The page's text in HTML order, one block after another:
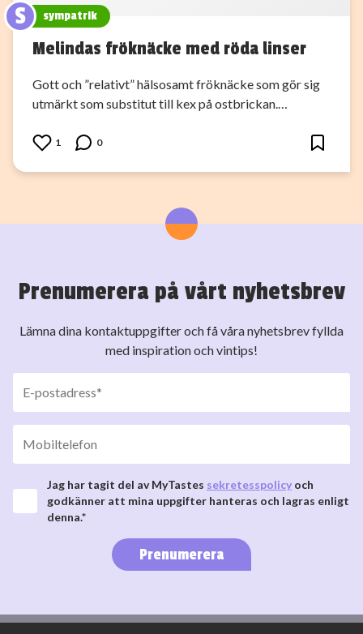
S sympatrik
Melindas fröknäcke med röda linser
Gott och ”relativt” hälsosamt fröknäcke som gör sig
utmärkt som substitut till kex på ostbrickan.…
1 0
Prenumerera på vårt nyhetsbrev
Lämna dina kontaktuppgifter och få våra nyhetsbrev fyllda
med inspiration och vintips!
Jag har tagit del av MyTastes sekretesspolicy och
godkänner att mina uppgifter hanteras och lagras enligt
denna.*
Prenumerera